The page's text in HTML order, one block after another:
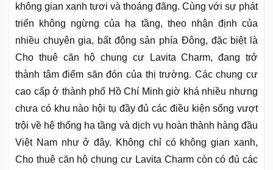
không gian xanh tươi và thoáng đãng. Cùng với sự phát
triển không ngừng của hạ tầng, theo nhận định của
nhiều chuyên gia, bất động sản phía Đông, đặc biệt là
Cho thuê căn hộ chung cư Lavita Charm, đang trở
thành tâm điểm săn đón của thị trường. Các chung cư
cao cấp ở thành phố Hồ Chí Minh giờ khá nhiều nhưng
chưa có khu nào hội tụ đầy đủ các điều kiện sống vượt
trội về hệ thống hạ tầng và dịch vụ hoàn thành hàng đầu
Việt Nam như ở đây. Không chỉ có không gian xanh,
Cho thuê căn hộ chung cư Lavita Charm còn có đủ các